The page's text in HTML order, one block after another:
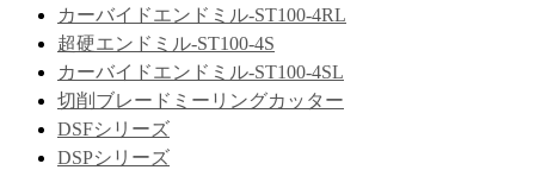
カーバイドエンドミル-ST100-4RL
超硬エンドミル-ST100-4S
カーバイドエンドミル-ST100-4SL
切削ブレードミーリングカッター
DSFシリーズ
DSPシリーズ